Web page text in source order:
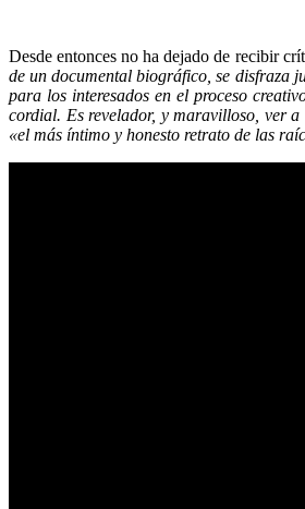
Desde entonces no ha dejado de recibir
de un documental biográfico, se disfraza
para los interesados ​​en el proceso
cordial. Es revelador, y maravilloso, ver
«el más íntimo y honesto retrato de las